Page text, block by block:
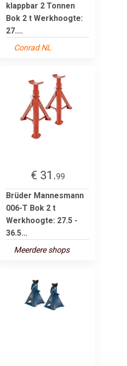
klappbar 2 Tonnen
Bok 2 t Werkhoogte:
27....
Conrad NL
€ 31.99
Brüder Mannesmann
006-T Bok 2 t
Werkhoogte: 27.5 -
36.5...
Meerdere shops